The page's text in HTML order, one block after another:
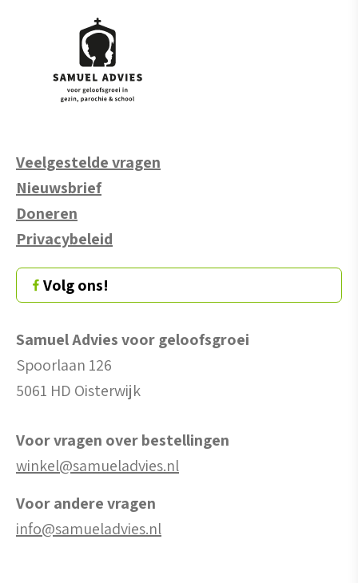
Veelgestelde vragen
Nieuwsbrief
Doneren
Privacybeleid
Volg ons!
Samuel Advies voor geloofsgroei
Spoorlaan 126
5061 HD Oisterwijk
Voor vragen over bestellingen
winkel@samueladvies.nl
Voor andere vragen
info@samueladvies.nl